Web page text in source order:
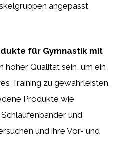
angepasst
für Gymnastik mit
hoher Qualität sein, um ein
Training zu gewährleisten.
Produkte wie
und
und ihre Vor- und